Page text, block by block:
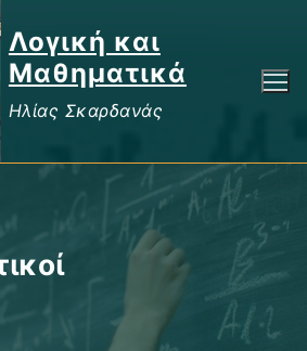
Λογική και
Μαθηματικά
Ηλίας Σκαρδανάς